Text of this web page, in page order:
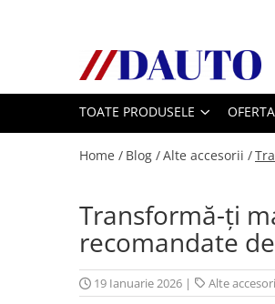
Toate Produsele
Bullbare, Suporti lumini camioane
Accesorii inox
DAF XF Euro 6
TOATE PRODUSELE
Home / Blog /Alte accesorii /
Transformă-ţi
recomandate
19 Ianuarie 2026 | Alte